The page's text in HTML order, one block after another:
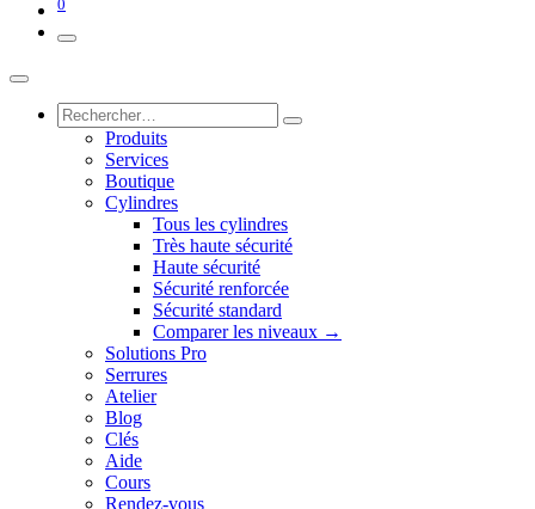
0
Produits
Services
Boutique
Cylindres
Tous les cylindres
Très haute sécurité
Haute sécurité
Sécurité renforcée
Sécurité standard
Comparer les niveaux →
Solutions Pro
Serrures
Atelier
Blog
Clés
Aide
Cours
Rendez-vous